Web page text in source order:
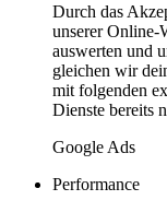
Durch das
unserer Online-
auswerten und
gleichen wir
mit folgenden
Dienste bereits
Google Ads
Performance